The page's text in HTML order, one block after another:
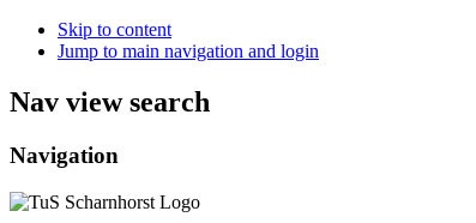
Skip to content
Jump to main navigation and login
Nav view search
Navigation